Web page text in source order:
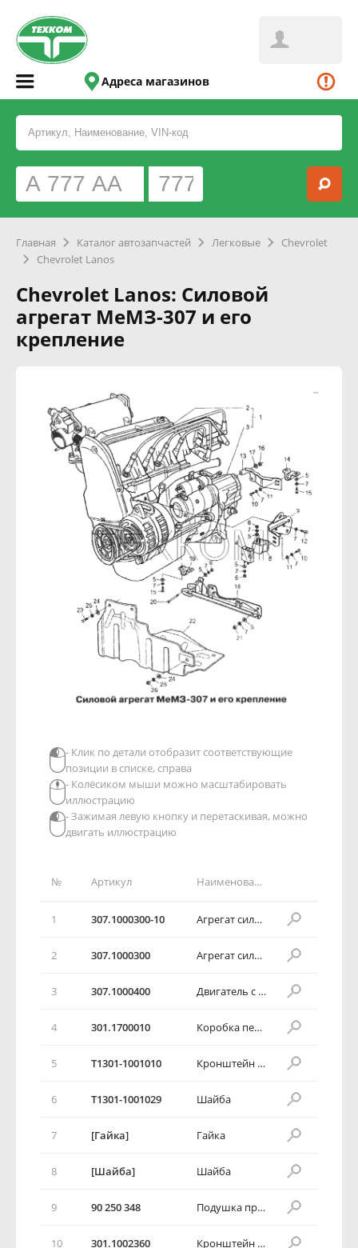
Адреса магазинов
Главная Каталог автозапчастей Легковые
Chevrolet
Chevrolet Lanos
Chevrolet Lanos: Силовой
агрегат МеМЗ-307 и его
крепление
№ Артикул Наименование детали
1 307.1000300-10 Агрегат силовой автомобильный
2 307.1000300 Агрегат силовой автомобильный
3 307.1000400 Двигатель с оборудованием в сборе
4 301.1700010 Коробка передач в сборе
5 T1301-1001010 Кронштейн правой подушки
6 T1301-1001029 Шайба
7 [Гайка] Гайка
8 [Шайба] Шайба
9 90 250 348 Подушка правая
10 301.1002360 Кронштейн правой опоры
- Клик по детали отобразит соответствующие
позиции в списке, справа
- Колёсиком мыши можно масштабировать
иллюстрацию
- Зажимая левую кнопку и перетаскивая, можно
двигать иллюстрацию